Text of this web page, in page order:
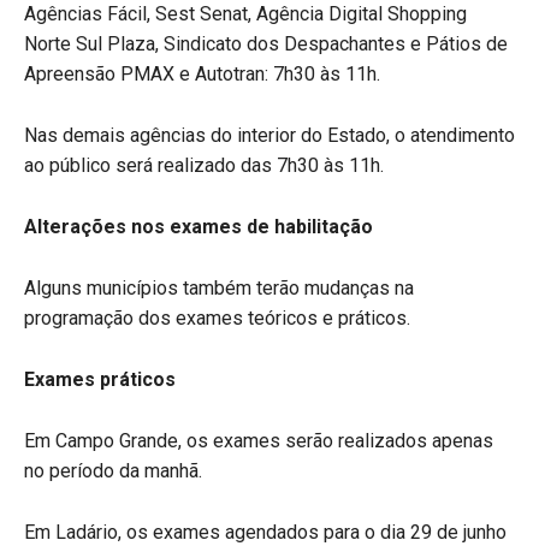
Agências Fácil, Sest Senat, Agência Digital Shopping
Norte Sul Plaza, Sindicato dos Despachantes e Pátios de
Apreensão PMAX e Autotran: 7h30 às 11h.
Nas demais agências do interior do Estado, o atendimento
ao público será realizado das 7h30 às 11h.
Alterações nos exames de habilitação
Alguns municípios também terão mudanças na
programação dos exames teóricos e práticos.
Exames práticos
Em Campo Grande, os exames serão realizados apenas
no período da manhã.
Em Ladário, os exames agendados para o dia 29 de junho